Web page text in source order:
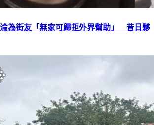
為街友「無家可歸拒外界幫助」 昔日夥